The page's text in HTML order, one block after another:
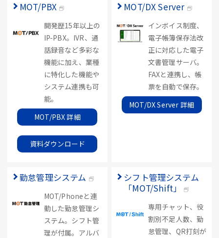
MOT/PBX
開発歴15年以上の
IP-PBX。IVR、通
話録音など多彩な
機能に加え、業種
に特化した機能や
システム連携も可
能。
MOT/PBX 詳細
資料ダウンロード
MOT/DX Server
インボイス制度、
電子帳簿保存法改
正に対応した電子
文書管理サーバ。
FAXと連携し、帳
票を自動で保存。
MOT/DX Server 詳細
勤怠管理システム
MOT/Phoneと連
動した勤怠管理シ
ステム。シフト管
理が付属。アルバ
シフト管理システム
「MOT/Shift」
専用チャット、役
割別不足人数、勤
怠管理、QR打刻が